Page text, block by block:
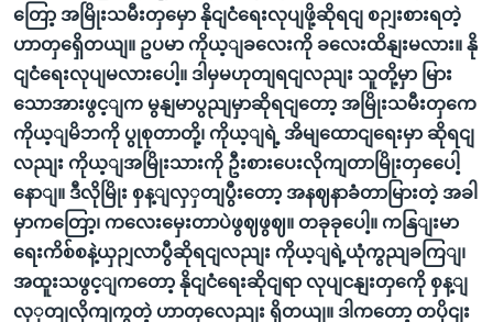
တြော့ အမြိုးသမီးတှမှော နိုငျငံရေးလုပျဖို့ဆိုရငျ စဉျးစားရတဲ့
ဟာတှရှေိတယျ။ ဥပမာ ကိုယ့ျခလေးကို ခလေးထိနျးမလား။ နို
ငျငံရေးလုပျမလားပေါ့။ ဒါမှမဟုတျရငျလညျး သူတို့မှာ မြား
သောအားဖွင့ျက မွနျမာပွညျမှာဆိုရငျတော့ အမြိုးသမီးတှကေ
ကိုယ့ျမိဘကို ပွုစုတာတို့၊ ကိုယ့ျရဲ့ အိမျထောငျရေးမှာ ဆိုရငျ
လညျး ကိုယ့ျအမြိုးသားကို ဦးစားပေးလိုကျတာမြိုးတှပေေါ့
နောျ။ ဒီလိုမြိုး စှန့ျလှှတျပွီးတော့ အနဈနာခံတာမြားတဲ့ အခါ
မှာကတြော့၊ ကလေးမှေးတာပဲဖွဈဖွဈ။ တခုခုပေါ့။ ကနြျးမာ
ရေးကိစ်စနဲ့ယှဉျလာပွီဆိုရငျလညျး ကိုယ့ျရဲ့ယုံကွညျခကြျ၊
အထူးသဖွင့ျကတော့ နိုငျငံရေးဆိုငျရာ လုပျငနျးတှကေို စှန့ျ
လှှတျလိုကျကွတဲ့ ဟာတှလေညျး ရှိတယျ။ ဒါကတော့ တပိုငျး